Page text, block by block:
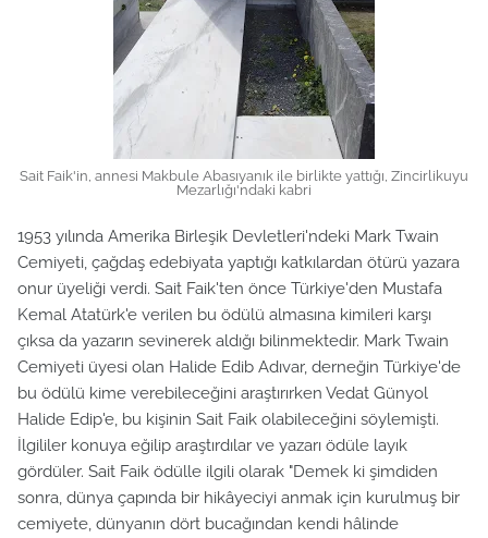
Sait Faik'in, annesi Makbule Abasıyanık ile birlikte yattığı, Zincirlikuyu
Mezarlığı'ndaki kabri
1953 yılında Amerika Birleşik Devletleri'ndeki Mark Twain
Cemiyeti, çağdaş edebiyata yaptığı katkılardan ötürü yazara
onur üyeliği verdi. Sait Faik'ten önce Türkiye'den Mustafa
Kemal Atatürk'e verilen bu ödülü almasına kimileri karşı
çıksa da yazarın sevinerek aldığı bilinmektedir. Mark Twain
Cemiyeti üyesi olan Halide Edib Adıvar, derneğin Türkiye'de
bu ödülü kime verebileceğini araştırırken Vedat Günyol
Halide Edip'e, bu kişinin Sait Faik olabileceğini söylemişti.
İlgililer konuya eğilip araştırdılar ve yazarı ödüle layık
gördüler. Sait Faik ödülle ilgili olarak "Demek ki şimdiden
sonra, dünya çapında bir hikâyeciyi anmak için kurulmuş bir
cemiyete, dünyanın dört bucağından kendi hâlinde